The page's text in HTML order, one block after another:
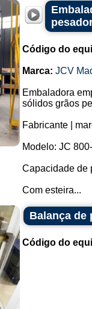
Código do
Marca: JCV
Embaladora
sólidos grãos
Fabricante |
Modelo: JC
Capacidade de
Com esteira...
Balança de
Código do